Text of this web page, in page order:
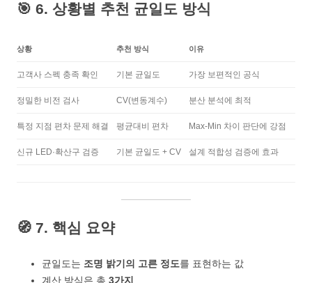
🎯 6. 상황별 추천 균일도 방식
상황 추천 방식 이유
고객사 스펙 충족 확인 기본 균일도 가장 보편적인 공식
정밀한 비전 검사 CV(변동계수) 분산 분석에 최적
특정 지점 편차 문제 해결 평균대비 편차 Max-Min 차이 판단에 강점
신규 LED·확산구 검증 기본 균일도 + CV 설계 적합성 검증에 효과
🧭 7. 핵심 요약
균일도는 조명 밝기의 고른 정도를 표현하는 값
계산 방식은 총 3가지